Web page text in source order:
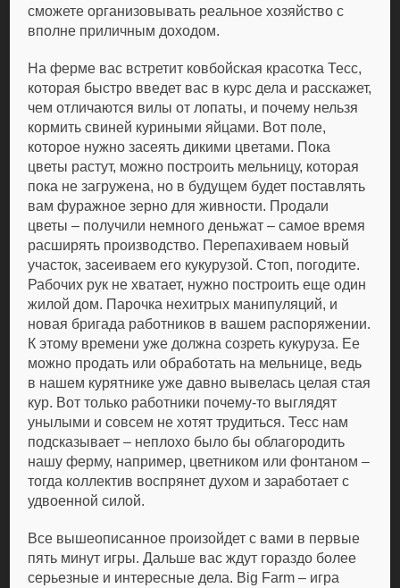
сможете организовывать реальное хозяйство с
вполне приличным доходом.
На ферме вас встретит ковбойская красотка Тесс,
которая быстро введет вас в курс дела и расскажет,
чем отличаются вилы от лопаты, и почему нельзя
кормить свиней куриными яйцами. Вот поле,
которое нужно засеять дикими цветами. Пока
цветы растут, можно построить мельницу, которая
пока не загружена, но в будущем будет поставлять
вам фуражное зерно для живности. Продали
цветы – получили немного деньжат – самое время
расширять производство. Перепахиваем новый
участок, засеиваем его кукурузой. Стоп, погодите.
Рабочих рук не хватает, нужно построить еще один
жилой дом. Парочка нехитрых манипуляций, и
новая бригада работников в вашем распоряжении.
К этому времени уже должна созреть кукуруза. Ее
можно продать или обработать на мельнице, ведь
в нашем курятнике уже давно вывелась целая стая
кур. Вот только работники почему-то выглядят
унылыми и совсем не хотят трудиться. Тесс нам
подсказывает – неплохо было бы облагородить
нашу ферму, например, цветником или фонтаном –
тогда коллектив воспрянет духом и заработает с
удвоенной силой.
Все вышеописанное произойдет с вами в первые
пять минут игры. Дальше вас ждут гораздо более
серьезные и интересные дела. Big Farm – игра